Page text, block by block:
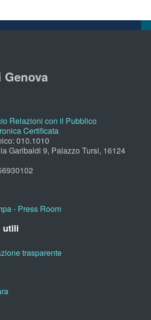
Genova
Relazioni con il Pubblico
Certificata
010.1010
Garibaldi 9, Palazzo Tursi, 16124
- Press Room
utili
trasparente